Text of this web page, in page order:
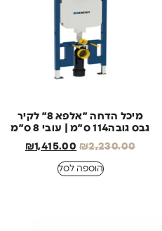
מיכל הדחה ״אלפא 8״ לקיר
גבס גובה114 ס״מ | עובי 8 ס״מ
₪2,230.00
₪1,415.00
הוספה לסל